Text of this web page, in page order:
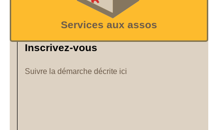
Services aux assos
Inscrivez-vous
Suivre la démarche décrite ici